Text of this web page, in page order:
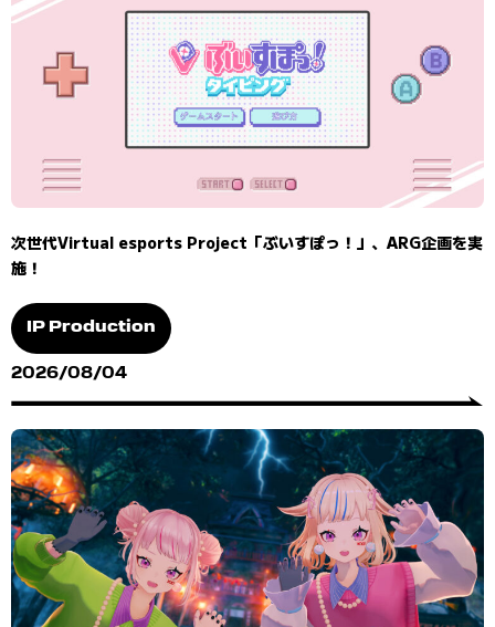
次世代Virtual esports Project「ぶいすぽっ！」、ARG企画を実
施！
IP Production
2026/08/04